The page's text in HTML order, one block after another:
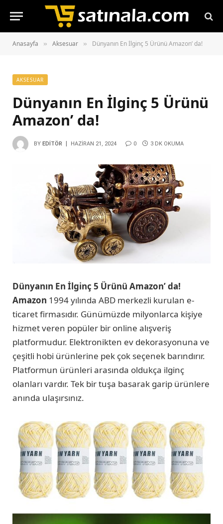
Anasayfa » Aksesuar » Dünyanın En İlginç 5 Ürünü Amazon’ da!
AKSESUAR
Dünyanın En İlginç 5 Ürünü
Amazon’ da!
BY EDITÖR HAZIRAN 21, 2024 0 3 DK OKUMA
Dünyanın En İlginç 5 Ürünü Amazon’ da!
Amazon 1994 yılında ABD merkezli kurulan e-
ticaret firmasıdır. Günümüzde milyonlarca kişiye
hizmet veren popüler bir online alışveriş
platformudur. Elektronikten ev dekorasyonuna ve
çeşitli hobi ürünlerine pek çok seçenek barındırır.
Platformun ürünleri arasında oldukça ilginç
olanları vardır. Tek bir tuşa basarak garip ürünlere
anında ulaşırsınız.